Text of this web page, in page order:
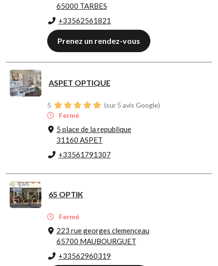
65000 TARBES
+33562561821
Prenez un rendez-vous
ASPET OPTIQUE
5
(sur 5 avis Google)
Fermé
5 place de la republique
31160 ASPET
+33561791307
65 OPTIK
Fermé
223 rue georges clemenceau
65700 MAUBOURGUET
+33562960319